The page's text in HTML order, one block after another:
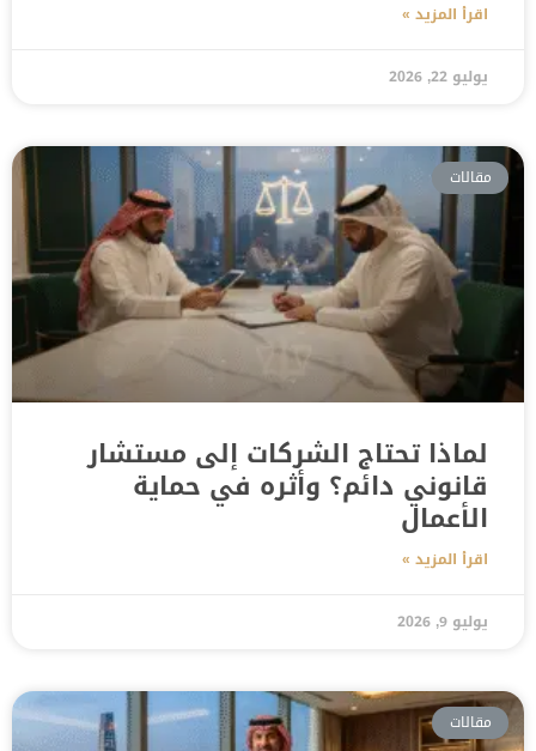
اقرأ المزيد »
يوليو 22, 2026
مقالات
لماذا تحتاج الشركات إلى مستشار
قانوني دائم؟ وأثره في حماية
الأعمال
اقرأ المزيد »
يوليو 9, 2026
مقالات